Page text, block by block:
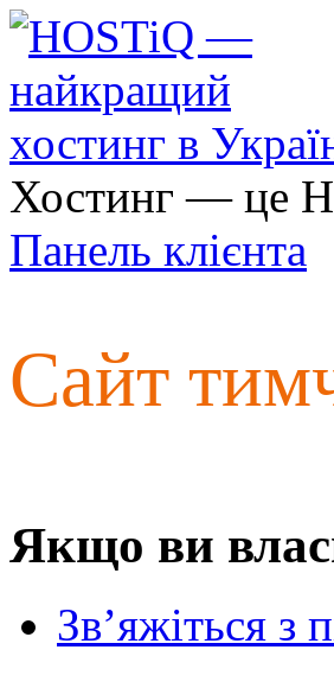
Хостинг — це
Панель клієнта
Сайт
Якщо ви
Зв’яжіться з